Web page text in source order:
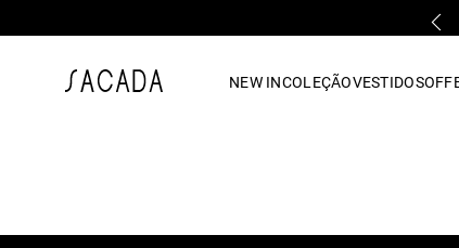
NEW INCOLEÇÃOVESTIDOSOFF
vestido midi
7º macacão